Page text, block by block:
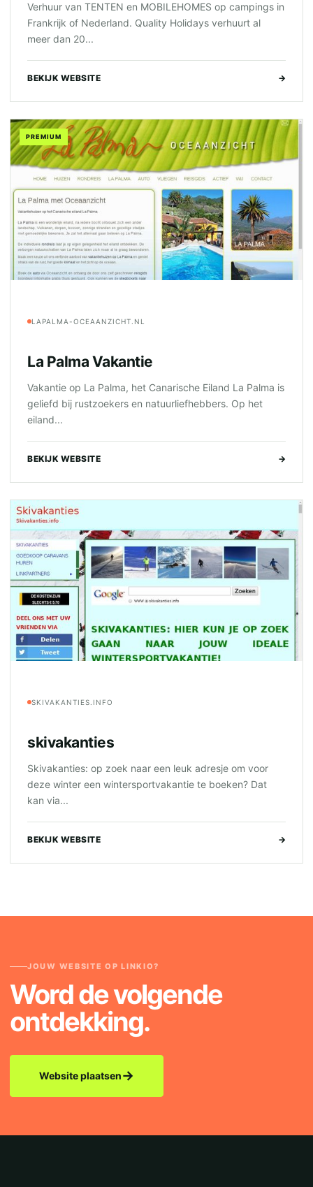
Verhuur van TENTEN en MOBILEHOMES op campings in
Frankrijk of Nederland. Quality Holidays verhuurt al
meer dan 20...
BEKIJK WEBSITE →
PREMIUM
LAPALMA-OCEAANZICHT.NL
La Palma Vakantie
Vakantie op La Palma, het Canarische Eiland La Palma is
geliefd bij rustzoekers en natuurliefhebbers. Op het
eiland...
BEKIJK WEBSITE →
SKIVAKANTIES.INFO
skivakanties
Skivakanties: op zoek naar een leuk adresje om voor
deze winter een wintersportvakantie te boeken? Dat
kan via...
BEKIJK WEBSITE →
JOUW WEBSITE OP LINKIO?
Word de volgende
ontdekking.
Website plaatsen→